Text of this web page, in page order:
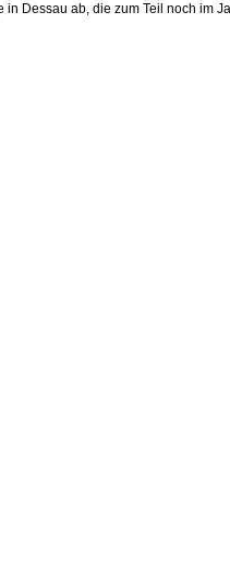
Dessau ab, die zum Teil noch im